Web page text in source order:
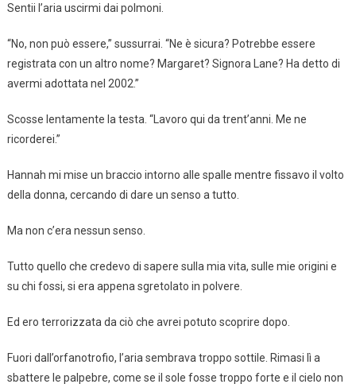
Sentii l’aria uscirmi dai polmoni.
“No, non può essere,” sussurrai. “Ne è sicura? Potrebbe essere
registrata con un altro nome? Margaret? Signora Lane? Ha detto di
avermi adottata nel 2002.”
Scosse lentamente la testa. “Lavoro qui da trent’anni. Me ne
ricorderei.”
Hannah mi mise un braccio intorno alle spalle mentre fissavo il volto
della donna, cercando di dare un senso a tutto.
Ma non c’era nessun senso.
Tutto quello che credevo di sapere sulla mia vita, sulle mie origini e
su chi fossi, si era appena sgretolato in polvere.
Ed ero terrorizzata da ciò che avrei potuto scoprire dopo.
Fuori dall’orfanotrofio, l’aria sembrava troppo sottile. Rimasi lì a
sbattere le palpebre, come se il sole fosse troppo forte e il cielo non